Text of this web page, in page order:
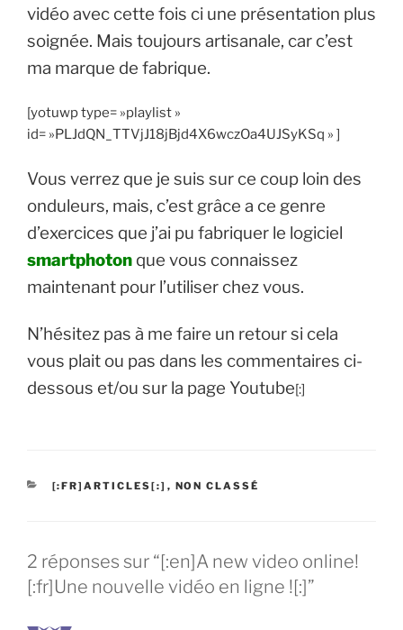
vidéo avec cette fois ci une présentation plus
soignée. Mais toujours artisanale, car c’est
ma marque de fabrique.
[yotuwp type= »playlist »
id= »PLJdQN_TTVjJ18jBjd4X6wczOa4UJSyKSq » ]
Vous verrez que je suis sur ce coup loin des
onduleurs, mais, c’est grâce a ce genre
d’exercices que j’ai pu fabriquer le logiciel
smartphoton que vous connaissez
maintenant pour l’utiliser chez vous.
N’hésitez pas à me faire un retour si cela
vous plait ou pas dans les commentaires ci-
dessous et/ou sur la page Youtube[:]
CATÉGORIES
[:FR]ARTICLES[:] , NON CLASSÉ
2 réponses sur “[:en]A new video online!
[:fr]Une nouvelle vidéo en ligne ![:]”